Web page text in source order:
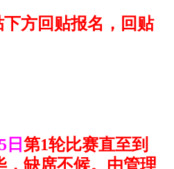
方回贴报名，回贴
日 第1轮比赛直至到
，缺席不候。由管理